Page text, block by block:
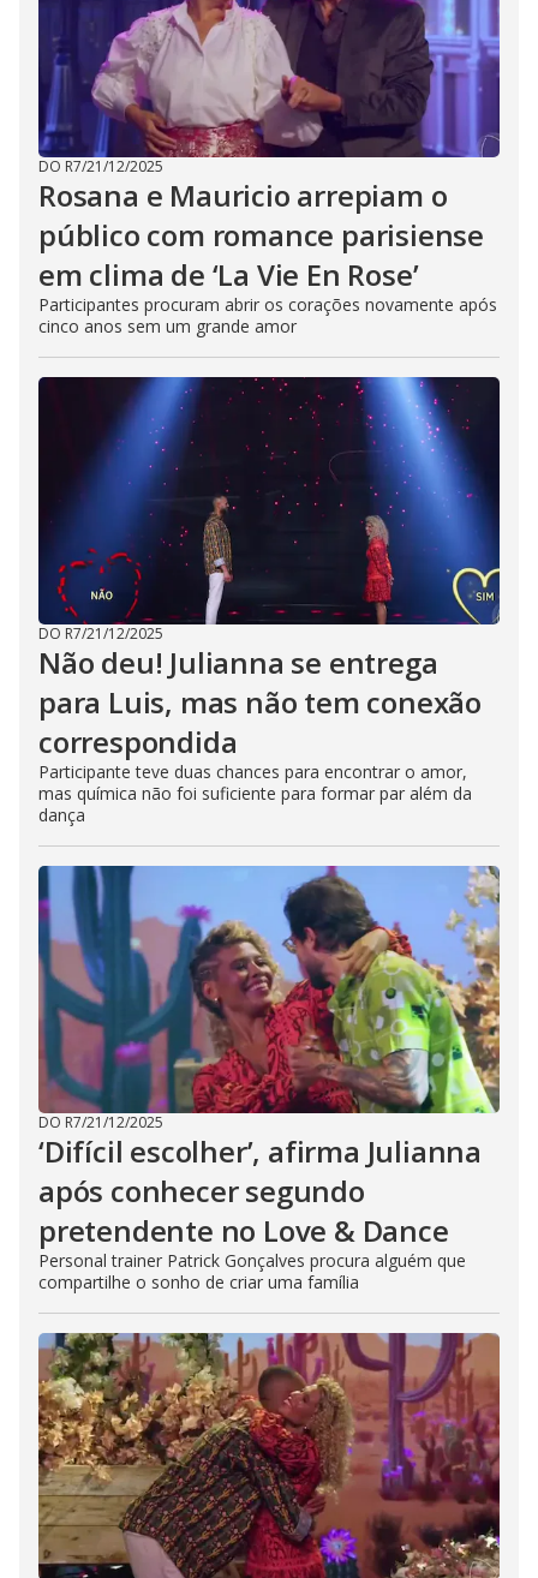
DO R7/21/12/2025
Rosana e Mauricio arrepiam o
público com romance parisiense
em clima de ‘La Vie En Rose’
Participantes procuram abrir os corações novamente após
cinco anos sem um grande amor
DO R7/21/12/2025
Não deu! Julianna se entrega
para Luis, mas não tem conexão
correspondida
Participante teve duas chances para encontrar o amor,
mas química não foi suficiente para formar par além da
dança
DO R7/21/12/2025
‘Difícil escolher’, afirma Julianna
após conhecer segundo
pretendente no Love & Dance
Personal trainer Patrick Gonçalves procura alguém que
compartilhe o sonho de criar uma família